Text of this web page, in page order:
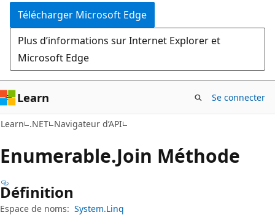
Télécharger Microsoft Edge
Plus d’informations sur Internet Explorer et
Microsoft Edge
Learn Se connecter
Learn .NET Navigateur d’API
Enumerable.Join Méthode
Définition
Espace de noms: System.Linq